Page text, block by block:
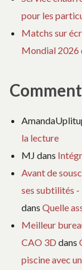
pour les
Matchs sur
Mondial 2026
la lecture
MJ dans
Avant de
ses subtilités
dans Quelle
Meilleur
CAO 3D dans
piscine avec